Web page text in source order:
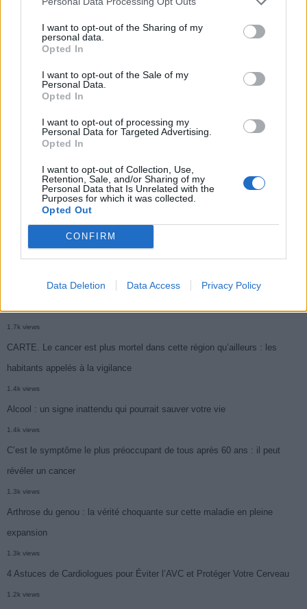
I want to opt-out of the Sharing of my
personal data.
Opted In
I want to opt-out of the Sale of my
Personal Data.
Opted In
I want to opt-out of processing my
Personal Data for Targeted Advertising.
Opted In
I want to opt-out of Collection, Use,
Retention, Sale, and/or Sharing of my
Personal Data that Is Unrelated with the
Purposes for which it was collected.
Opted Out
CONFIRM
Data Deletion Data Access Privacy Policy
Canicule : les conseils
éviter le danger
Éclipse du 12 août :
Un chewing-gum
Populaires
Médicament retiré en urgence pour risques graves et données falsifiées
Ce cancer mortel explose chez les personnes nées après 1980 : le
symptôme à repérer
1.9k views
Je suis cardiologue et voici le seul chocolat que je valide : c’est le
1.7k views
CARTE. Le cancer est plus mortel dans cette région qu’ailleurs : les
habitants appelés à la vigilance
1.4k views
Alcool : un signe inattendu qui pourrait sauver votre vie
1.4k views
C’est le symptôme le plus préoccupant de tous après 60 ans : il peut
révéler un cancer
1.3k views
Arthrose du genou : la vérité choquante sur cette maladie en pleine
expansion
1.3k views
4 Astuces de Cardiologues pour Éviter l’AVC et Protéger Votre Cerveau
1.2k views